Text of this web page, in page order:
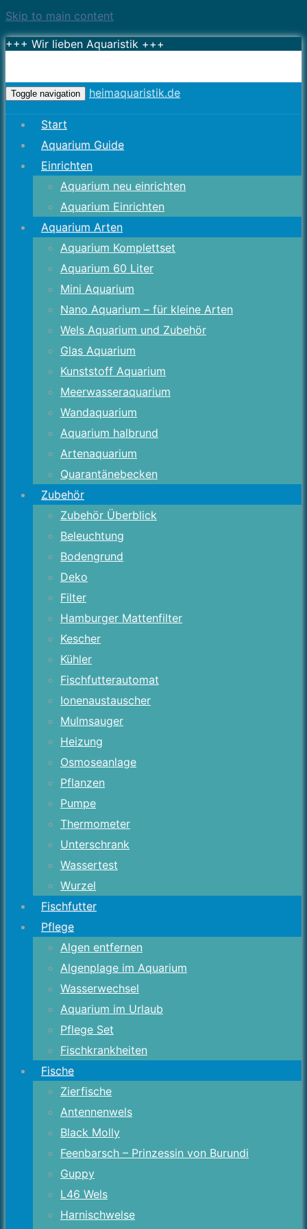
Skip to main content
+++ Wir lieben Aquaristik +++
Toggle navigation heimaquaristik.de
Start
Aquarium Guide
Einrichten
Aquarium neu einrichten
Aquarium Einrichten
Aquarium Arten
Aquarium Komplettset
Aquarium 60 Liter
Mini Aquarium
Nano Aquarium – für kleine Arten
Wels Aquarium und Zubehör
Glas Aquarium
Kunststoff Aquarium
Meerwasseraquarium
Wandaquarium
Aquarium halbrund
Artenaquarium
Quarantänebecken
Zubehör
Zubehör Überblick
Beleuchtung
Bodengrund
Deko
Filter
Hamburger Mattenfilter
Kescher
Kühler
Fischfutterautomat
Ionenaustauscher
Mulmsauger
Heizung
Osmoseanlage
Pflanzen
Pumpe
Thermometer
Unterschrank
Wassertest
Wurzel
Fischfutter
Pflege
Algen entfernen
Algenplage im Aquarium
Wasserwechsel
Aquarium im Urlaub
Pflege Set
Fischkrankheiten
Fische
Zierfische
Antennenwels
Black Molly
Feenbarsch – Prinzessin von Burundi
Guppy
L46 Wels
Harnischwelse